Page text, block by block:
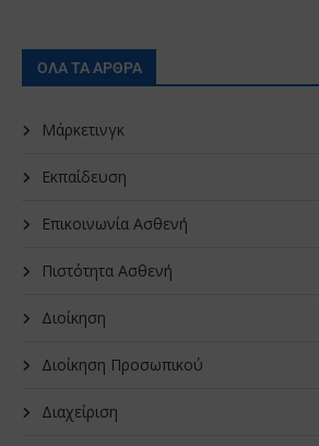
ΟΛΑ ΤΑ ΑΡΘΡΑ
Μάρκετινγκ
Εκπαίδευση
Επικοινωνία Ασθενή
Πιστότητα Ασθενή
Διοίκηση
Διοίκηση Προσωπικού
Διαχείριση